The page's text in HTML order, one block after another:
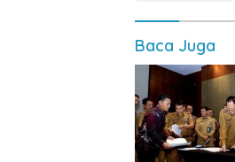
Baca Juga